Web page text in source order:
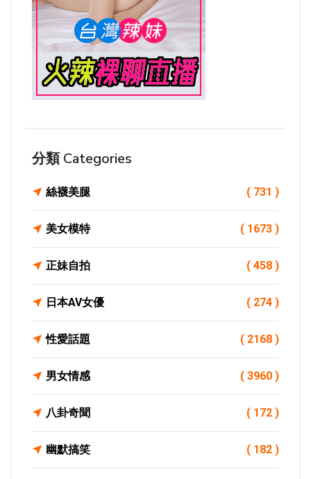
分類 Categories
絲襪美腿 ( 731 )
美女模特 ( 1673 )
正妹自拍 ( 458 )
日本AV女優 ( 274 )
性愛話題 ( 2168 )
男女情感 ( 3960 )
八卦奇聞 ( 172 )
幽默搞笑 ( 182 )